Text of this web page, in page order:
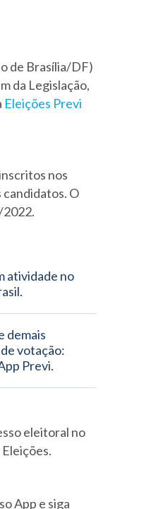
de Brasília/DF)
da Legislação,
Eleições Previ
nos
O
2022.
atividade no
demais
votação:
Previ.
eleitoral no
App e siga